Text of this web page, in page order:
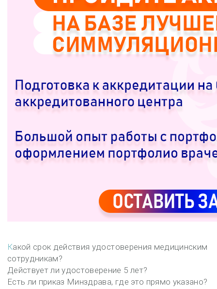
Какой срок действия удостоверения медицинским
сотрудникам?
Действует ли удостоверение 5 лет?
Есть ли приказ Минздрава, где это прямо указано?